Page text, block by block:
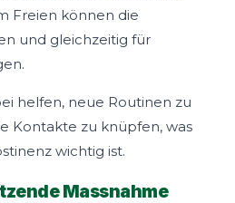
Freien können die
und gleichzeitig für
helfen, neue Routinen zu
Kontakte zu knüpfen, was
wichtig ist.
Massnahme